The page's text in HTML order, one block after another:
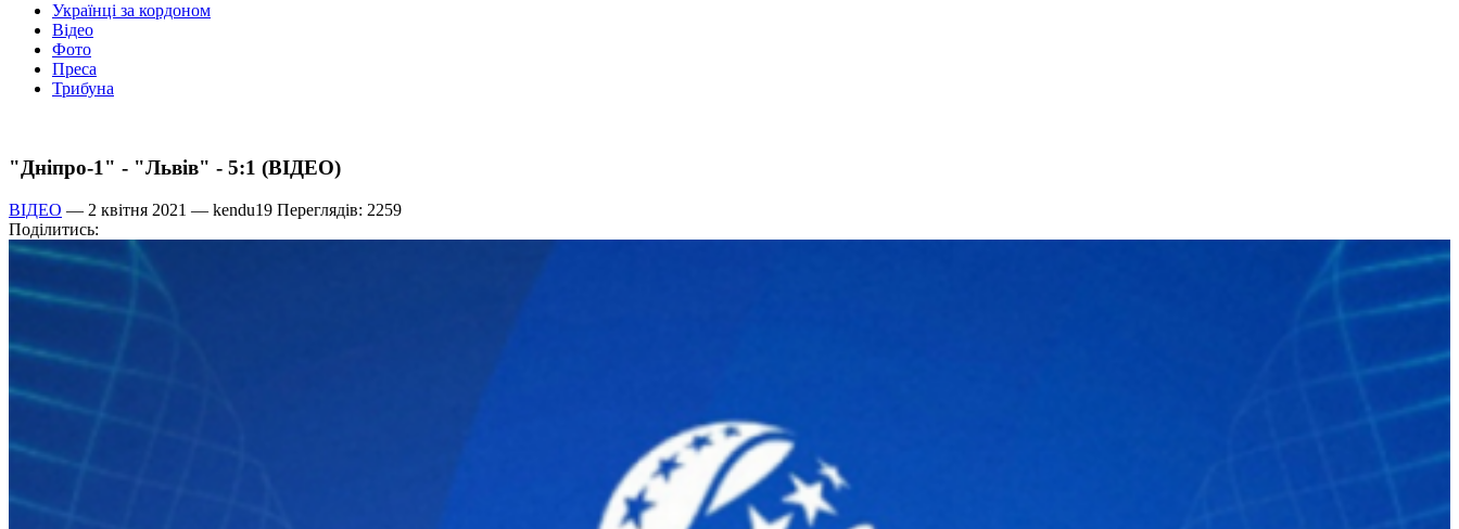
Українці за кордоном
Відео
Фото
Преса
Трибуна
"Дніпро-1" - "Львів" - 5:1 (ВІДЕО)
ВІДЕО — 2 квітня 2021 — kendu19 Переглядів: 2259
Поділитись: